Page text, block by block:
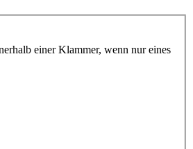
einer Klammer, wenn nur eines